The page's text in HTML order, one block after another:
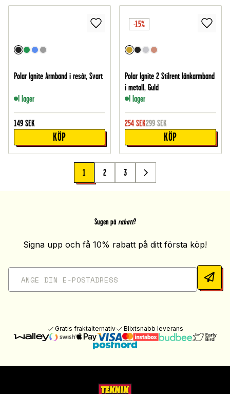
Polar Ignite Armband i resår, Svart
I lager
149 SEK
KÖP
-15%
Polar Ignite 2 Stilrent länkarmband
i metall, Guld
I lager
254 SEK299 SEK
KÖP
1 2 3
Sugen på rabatt?
Signa upp och få 10% rabatt på ditt första köp!
Gratis fraktalternativ Blixtsnabb leverans